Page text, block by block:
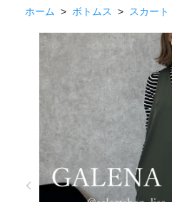
ホーム > ボトムス > スカート